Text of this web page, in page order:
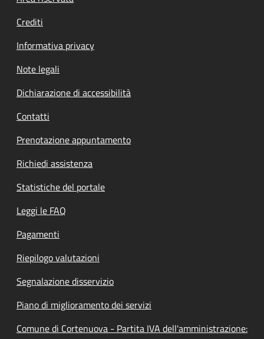
Crediti
Informativa privacy
Note legali
Dichiarazione di accessibilità
Contatti
Prenotazione appuntamento
Richiedi assistenza
Statistiche del portale
Leggi le FAQ
Pagamenti
Riepilogo valutazioni
Segnalazione disservizio
Piano di miglioramento dei servizi
Comune di Cortenuova - Partita IVA dell'amministrazione: